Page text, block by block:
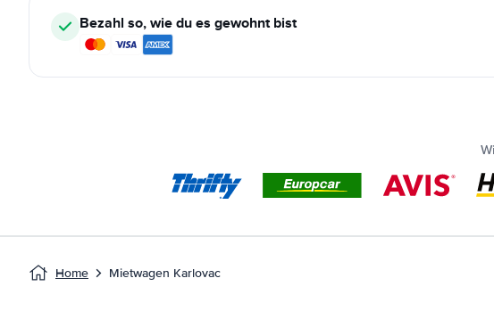
Bezahl so, wie du es gewohnt bist
Home Mietwagen Karlovac